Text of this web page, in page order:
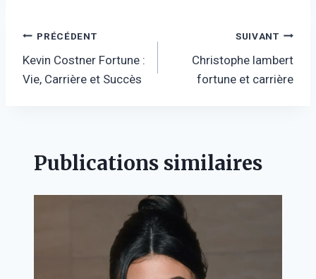
Navigation
de
PRÉCÉDENT
Kevin Costner Fortune :
Vie, Carrière et Succès
SUIVANT
Christophe lambert
fortune et carrière
Publications similaires